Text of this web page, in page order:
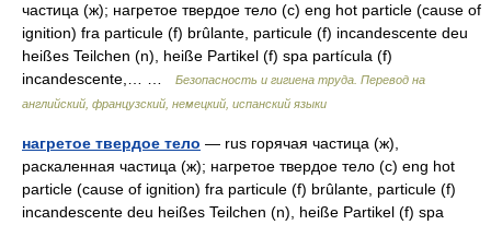
частица (ж); нагретое твердое тело (с) eng hot particle (cause of
ignition) fra particule (f) brûlante, particule (f) incandescente deu
heißes Teilchen (n), heiße Partikel (f) spa partícula (f)
incandescente,… …
Безопасность и гигиена труда. Перевод на
английский, французский, немецкий, испанский языки
нагретое твердое тело — rus горячая частица (ж),
раскаленная частица (ж); нагретое твердое тело (с) eng hot
particle (cause of ignition) fra particule (f) brûlante, particule (f)
incandescente deu heißes Teilchen (n), heiße Partikel (f) spa